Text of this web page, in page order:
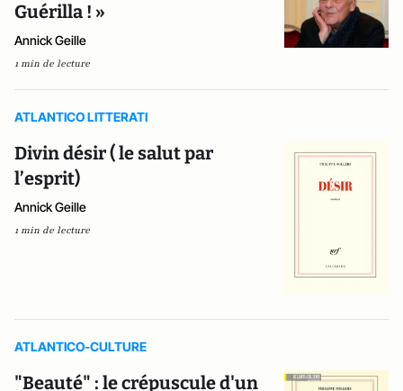
Guérilla ! »
Annick Geille
1 min de lecture
ATLANTICO LITTERATI
Divin désir ( le salut par
l’esprit)
Annick Geille
1 min de lecture
ATLANTICO-CULTURE
"Beauté" : le crépuscule d'un